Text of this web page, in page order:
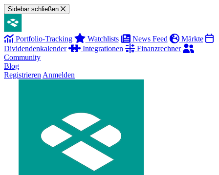
Sidebar schließen
Portfolio-Tracking Watchlists News Feed
Märkte
Dividendenkalender
Integrationen
Finanzrechner
Community
Blog
Registrieren Anmelden